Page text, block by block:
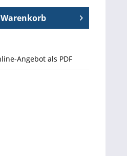
Warenkorb
Angebot als PDF